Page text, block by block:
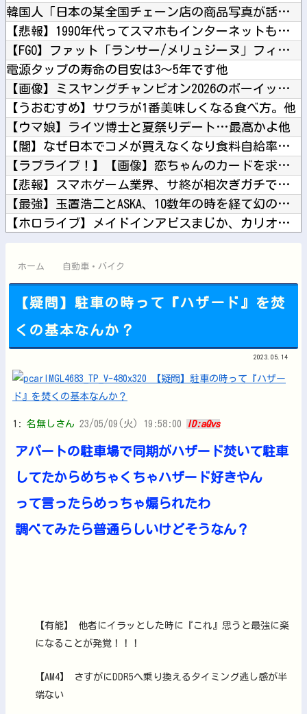
韓国人「日本の某全国チェーン店の商品写真が話題になっている理...
【悲報】1990年代ってスマホもインターネットも無いのに今よ...
【FGO】ファット「ランサー/メリュジーヌ」フィギュア【明日...
電源タップの寿命の目安は3〜5年です他
【画像】ミスヤングチャンピオン2026のボーイッシュお胸ｗｗ...
【うおむすめ】サワラが1番美味しくなる食べ方。他
【ウマ娘】ライツ博士と夏祭りデート…最高かよ他
【闇】なぜ日本でコメが買えなくなり食料自給率が過去最低に並ん...
【ラブライブ！】【画像】恋ちゃんのカードを求めMELLOW ...
【悲報】スマホゲーム業界、サ終が相次ぎガチで危機的な状況に…...
【最強】玉置浩二とASKA、10数年の時を経て幻の合作曲をガ...
【ホロライブ】メイドインアビスまじか、カリオペすげえな他
ホーム 自動車・バイク
【疑問】駐車の時って『ハザード』を焚
くの基本なんか？
2023.05.14
1: 名無しさん 23/05/09(火) 19:58:00 ID:aQvs
アパートの駐車場で同期がハザード焚いて駐車
してたからめちゃくちゃハザード好きやん
って言ったらめっちゃ煽られたわ
調べてみたら普通らしいけどそうなん？
【有能】 他者にイラッとした時に『これ』思うと最強に楽
になることが発覚！！！
【AM4】 さすがにDDR5へ乗り換えるタイミング逃し感が半
端ない